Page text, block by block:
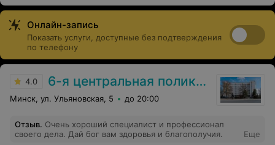
Онлайн-запись
Показать услуги, доступные без подтверждения
по телефону
4.0 6-я центральная поликлиника
Минск, ул. Ульяновская, 5 до 20:00
Отзыв. Очень хороший специалист и профессионал
своего дела. Дай бог вам здоровья и благополучия.
Еще